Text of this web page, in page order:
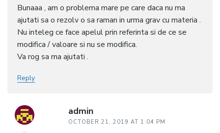
Bunaaa , am o problema mare pe care daca nu ma
ajutati sa o rezolv o sa raman in urma grav cu materia .
Nu inteleg ce face apelul prin referinta si de ce se
modifica / valoare si nu se modifica.
Va rog sa ma ajutati .
Reply
admin
OCTOBER 21, 2019 AT 1:04 PM